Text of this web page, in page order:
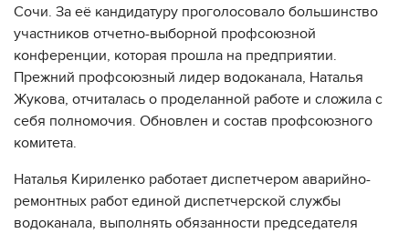
Сочи. За её кандидатуру проголосовало большинство
участников отчетно-выборной профсоюзной
конференции, которая прошла на предприятии.
Прежний профсоюзный лидер водоканала, Наталья
Жукова, отчиталась о проделанной работе и сложила с
себя полномочия. Обновлен и состав профсоюзного
комитета.
Наталья Кириленко работает диспетчером аварийно-
ремонтных работ единой диспетчерской службы
водоканала, выполнять обязанности председателя